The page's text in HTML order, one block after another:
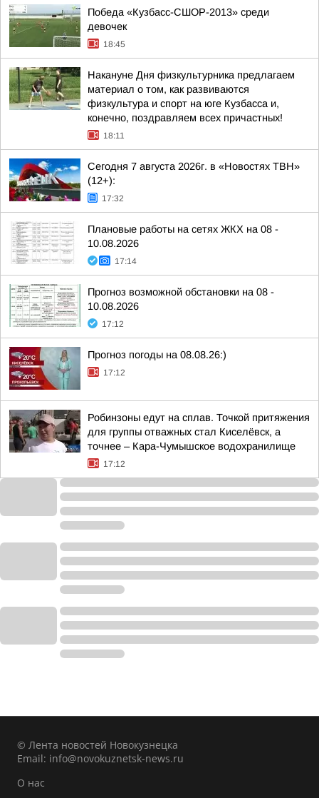
Победа «Кузбасс-СШОР-2013» среди
девочек
18:45
Накануне Дня физкультурника предлагаем
материал о том, как развиваются
физкультура и спорт на юге Кузбасса и,
конечно, поздравляем всех причастных!
18:11
Сегодня 7 августа 2026г. в «Новостях ТВН»
(12+):
17:32
Плановые работы на сетях ЖКХ на 08 -
10.08.2026
17:14
Прогноз возможной обстановки на 08 -
10.08.2026
17:12
Прогноз погоды на 08.08.26:)
17:12
Робинзоны едут на сплав. Точкой притяжения
для группы отважных стал Киселёвск, а
точнее – Кара-Чумышское водохранилище
17:12
© Лента новостей Новокузнецка
Email: info@novokuznetsk-news.ru
О нас